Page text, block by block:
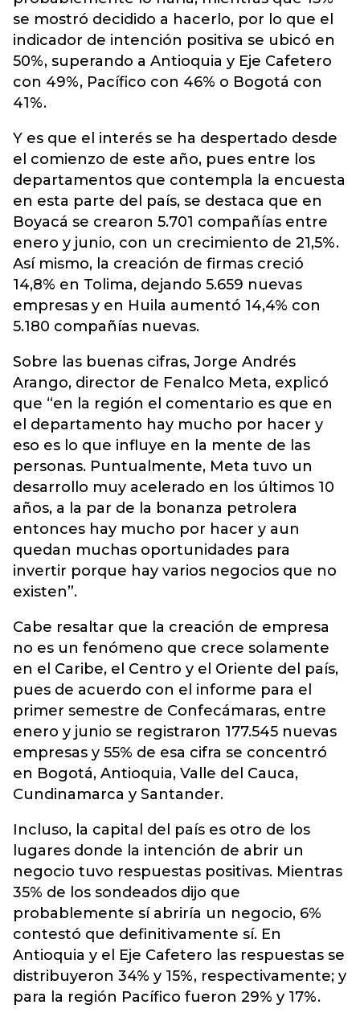
se mostró decidido a hacerlo, por lo que el
indicador de intención positiva se ubicó en
50%, superando a Antioquia y Eje Cafetero
con 49%, Pacífico con 46% o Bogotá con
41%.
Y es que el interés se ha despertado desde
el comienzo de este año, pues entre los
departamentos que contempla la encuesta
en esta parte del país, se destaca que en
Boyacá se crearon 5.701 compañías entre
enero y junio, con un crecimiento de 21,5%.
Así mismo, la creación de firmas creció
14,8% en Tolima, dejando 5.659 nuevas
empresas y en Huila aumentó 14,4% con
5.180 compañías nuevas.
Sobre las buenas cifras, Jorge Andrés
Arango, director de Fenalco Meta, explicó
que “en la región el comentario es que en
el departamento hay mucho por hacer y
eso es lo que influye en la mente de las
personas. Puntualmente, Meta tuvo un
desarrollo muy acelerado en los últimos 10
años, a la par de la bonanza petrolera
entonces hay mucho por hacer y aun
quedan muchas oportunidades para
invertir porque hay varios negocios que no
existen”.
Cabe resaltar que la creación de empresa
no es un fenómeno que crece solamente
en el Caribe, el Centro y el Oriente del país,
pues de acuerdo con el informe para el
primer semestre de Confecámaras, entre
enero y junio se registraron 177.545 nuevas
empresas y 55% de esa cifra se concentró
en Bogotá, Antioquia, Valle del Cauca,
Cundinamarca y Santander.
Incluso, la capital del país es otro de los
lugares donde la intención de abrir un
negocio tuvo respuestas positivas. Mientras
35% de los sondeados dijo que
probablemente sí abriría un negocio, 6%
contestó que definitivamente sí. En
Antioquia y el Eje Cafetero las respuestas se
distribuyeron 34% y 15%, respectivamente; y
para la región Pacífico fueron 29% y 17%.